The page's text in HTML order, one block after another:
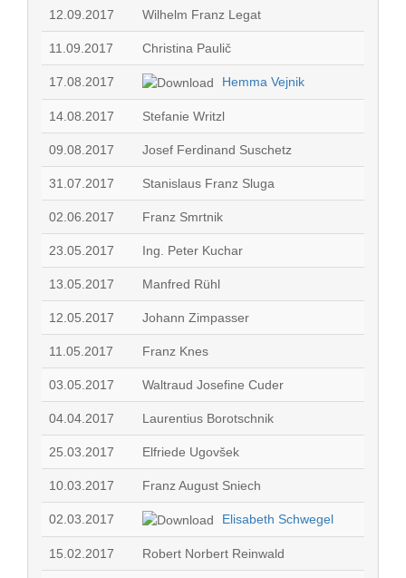
12.09.2017 Wilhelm Franz Legat
11.09.2017 Christina Paulič
17.08.2017 Hemma Vejnik
14.08.2017 Stefanie Writzl
09.08.2017 Josef Ferdinand Suschetz
31.07.2017 Stanislaus Franz Sluga
02.06.2017 Franz Smrtnik
23.05.2017 Ing. Peter Kuchar
13.05.2017 Manfred Rühl
12.05.2017 Johann Zimpasser
11.05.2017 Franz Knes
03.05.2017 Waltraud Josefine Cuder
04.04.2017 Laurentius Borotschnik
25.03.2017 Elfriede Ugovšek
10.03.2017 Franz August Sniech
02.03.2017 Elisabeth Schwegel
15.02.2017 Robert Norbert Reinwald